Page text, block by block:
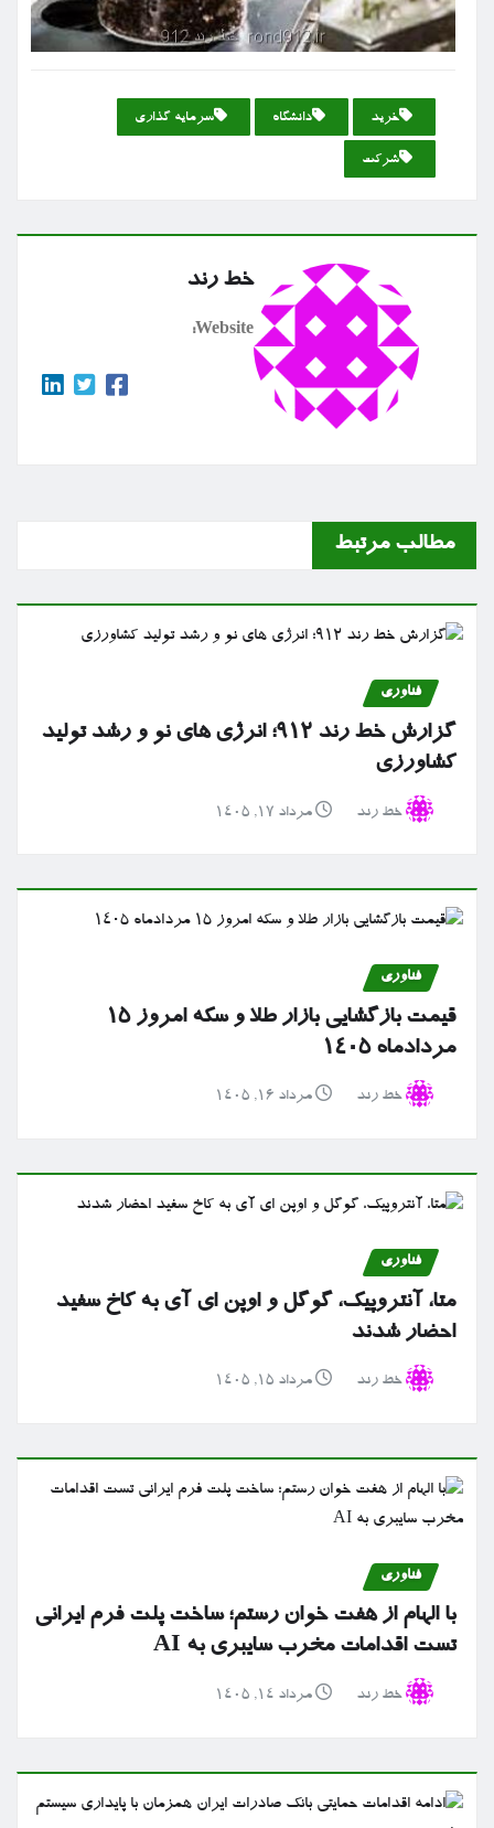
خرید دانشگاه سرمایه گذاری
شركت
خط رند
Website:
مطالب مرتبط
فناوری
گزارش خط رند ۹۱۲؛ انرژی های نو و رشد تولید
کشاورزی
خط رند مرداد ۱۷, ۱۴۰۵
فناوری
قیمت بازگشایی بازار طلا و سکه امروز ۱۵
مردادماه ۱۴۰۵
خط رند مرداد ۱۶, ۱۴۰۵
فناوری
متا، آنتروپیک، گوگل و اوپن ای آی به کاخ سفید
احضار شدند
خط رند مرداد ۱۵, ۱۴۰۵
فناوری
با الهام از هفت خوان رستم؛ ساخت پلت فرم ایرانی
تست اقدامات مخرب سایبری به AI
خط رند مرداد ۱۴, ۱۴۰۵